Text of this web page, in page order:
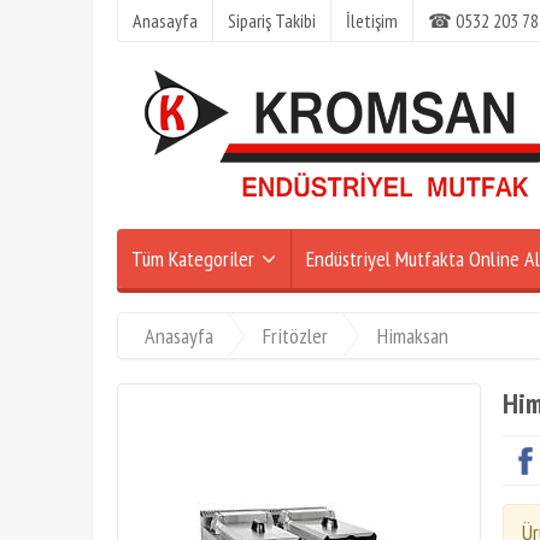
Anasayfa Sipariş Takibi İletişim ☎ 0532 203
Tüm Kategoriler Endüstriyel Mutfakta Online
Anasayfa Fritözler Himaksan